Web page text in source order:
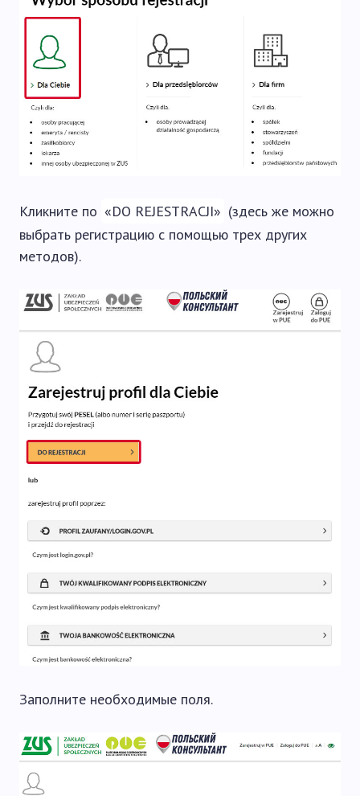
Кликните по «DO REJESTRACJI» (здесь же можно
выбрать регистрацию с помощью трех других
методов).
Заполните необходимые поля.